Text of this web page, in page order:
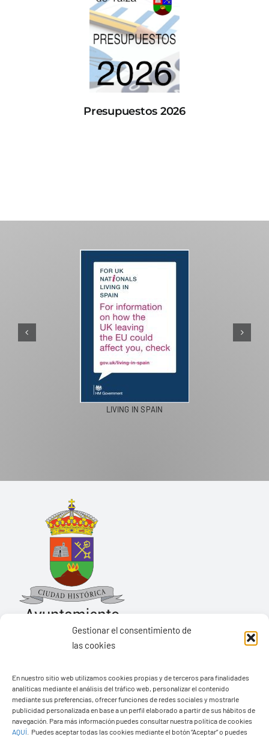
Gestionar el consentimiento de
las cookies
En nuestro sitio web utilizamos cookies propias y de terceros para finalidades
analíticas mediante el análisis del tráfico web, personalizar el contenido
mediante sus preferencias, ofrecer funciones de redes sociales y mostrarle
publicidad personalizada en base a un perfil elaborado a partir de sus hábitos de
navegación. Para más información puedes consultar nuestra política de cookies
AQUÍ
Puedes aceptar todas las cookies mediante el botón “Aceptar” o puedes
Presupuestos 2026
PASEOS EN CAMELLO
Pza. de Los Remedios, 1
35570 – Yaiza
Tel:928 83 62 20